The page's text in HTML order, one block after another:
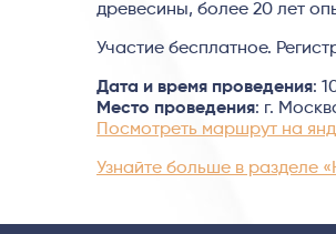
древесины, более 20 лет
Участие бесплатное.
Дата и время проведения:
Место проведения: г.
Посмотреть маршрут на
Узнайте больше в разделе